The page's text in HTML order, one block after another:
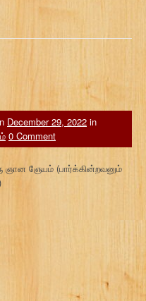
December 29, 2022 in
0 Comment
ஞான ஞேயம் (பார்க்கின்றவனும்